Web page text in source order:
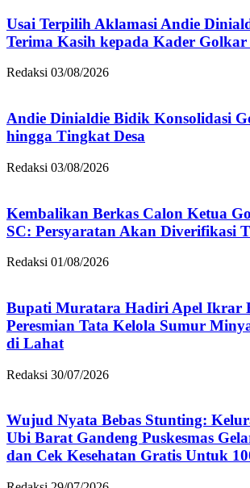
Usai Terpilih Aklamasi Andie
Terima Kasih kepada Kader Golkar
Redaksi 03/08/2026
Andie Dinialdie Bidik Konsolidasi
hingga Tingkat Desa
Redaksi 03/08/2026
Kembalikan Berkas Calon Ketua
SC: Persyaratan Akan Diverifikasi
Redaksi 01/08/2026
Bupati Muratara Hadiri Apel Ikrar
Peresmian Tata Kelola Sumur
di Lahat
Redaksi 30/07/2026
Wujud Nyata Bebas Stunting:
Ubi Barat Gandeng Puskesmas
dan Cek Kesehatan Gratis Untuk